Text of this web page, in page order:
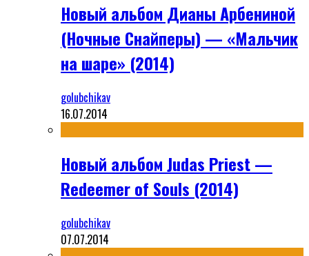
Новый альбом Дианы Арбениной
(Ночные Снайперы) — «Мальчик
на шаре» (2014)
golubchikav
16.07.2014
Новый альбом Judas Priest —
Redeemer of Souls (2014)
golubchikav
07.07.2014